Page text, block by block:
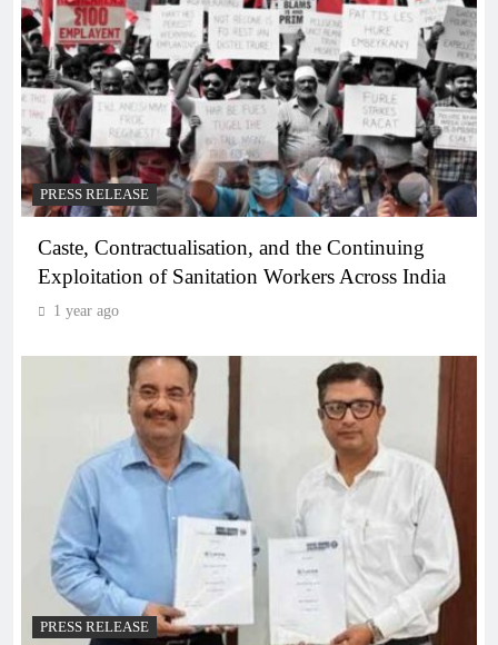
PRESS RELEASE
Caste, Contractualisation, and the Continuing
Exploitation of Sanitation Workers Across India
1 year ago
PRESS RELEASE